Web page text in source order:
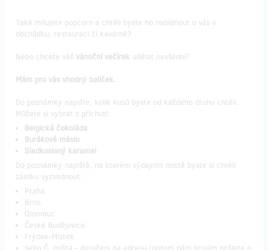
Také milujete popcorn a chtěli byste ho nabídnout u vás v
obchůdku, restauraci či kavárně?
Nebo chcete váš vánoční večírek udělat nevšední?
Mám pro vás vhodný balíček.
Do poznámky napište, kolik kusů byste od každého druhu chtěli.
Můžete si vybrat z příchutí:
Belgická čokoláda
Burákové máslo
Sladkoslaný karamel
Do poznámky napiště, na kterém výdejním místě byste si chtěli
zásilku vyzvednout:
Praha
Brno
Olomouc
České Budějovice
Frýdek-Místek
nebo Č. pošta - doručení na adresu (potom nám prosím pošlete o